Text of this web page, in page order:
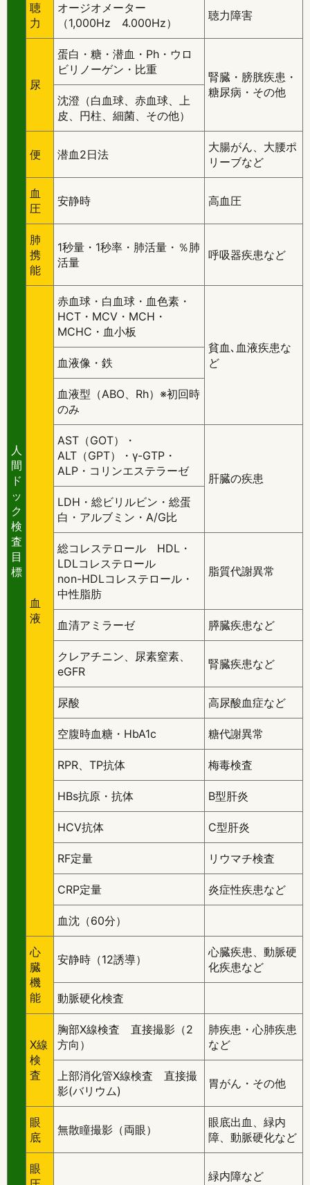
人
間
ド
ッ
ク
検
査
目
標
聴
力
オージオメーター
（1,000Hz 4.000Hz）
聴力障害
尿
蛋白・糖・潜血・Ph・ウロ
ビリノーゲン・比重
腎臓・膀胱疾患・
糖尿病・その他
沈澄（白血球、赤血球、上
皮、円柱、細菌、その他）
便 潜血2日法
大腸がん、大腰ポ
リーブなど
血
圧
安静時 高血圧
肺
携
能
1秒量・1秒率・肺活量・％肺
活量
呼吸器疾患など
血
液
赤血球・白血球・血色素・
HCT・MCV・MCH・
MCHC・血小板
貧血､血液疾患な
ど
血液像・鉄
血液型（ABO、Rh）※初回時
のみ
AST（GOT）・
ALT（GPT）・γ-GTP・
ALP・コリンエステラーゼ
肝臓の疾患
LDH・総ビリルビン・総蛋
白・アルブミン・A/G比
総コレステロール HDL・
LDLコレステロール
non-HDLコレステロール・
中性脂肪
脂質代謝異常
血清アミラーゼ 膵臓疾患など
クレアチニン、尿素窒素、
eGFR
腎臓疾患など
尿酸 高尿酸血症など
空腹時血糖・HbA1c 糖代謝異常
RPR、TP抗体 梅毒検査
HBs抗原・抗体 B型肝炎
HCV抗体 C型肝炎
RF定量 リウマチ検査
CRP定量 炎症性疾患など
血沈（60分）
心
臓
機
能
安静時（12誘導）
心臓疾患、動脈硬
化疾患など
動脈硬化検査
X線
検
査
胸部X線検査 直接撮影（2
方向）
肺疾患・心肺疾患
など
上部消化管X線検査 直接撮
影(バリウム)
胃がん・その他
眼
底
無散瞳撮影（両眼）
眼底出血、緑内
障、動脈硬化など
眼
緑内障など